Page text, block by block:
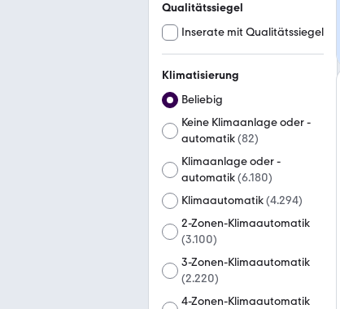
Qualitätssiegel
Inserate mit Qualitätssiegel
Klimatisierung
Beliebig
Keine Klimaanlage oder -
automatik(82)
Klimaanlage oder -
automatik(6.180)
Klimaautomatik(4.294)
2-Zonen-Klimaautomatik
(3.100)
3-Zonen-Klimaautomatik
(2.220)
4-Zonen-Klimaautomatik